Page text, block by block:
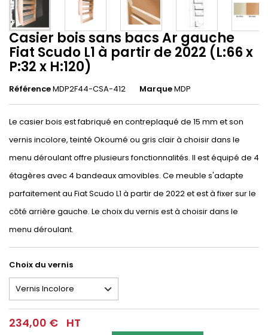
Casier bois sans bacs Ar gauche
Fiat Scudo L1 à partir de 2022 (L:66 x
P:32 x H:120)
RéférenceMDP2F44-CSA-412 MarqueMDP
Le casier bois est fabriqué en contreplaqué de 15 mm et son
vernis incolore, teinté Okoumé ou gris clair à choisir dans le
menu déroulant offre plusieurs fonctionnalités. Il est équipé de 4
étagères avec 4 bandeaux amovibles. Ce meuble s'adapte
parfaitement au Fiat Scudo L1 à partir de 2022 et est à fixer sur le
côté arrière gauche. Le choix du vernis est à choisir dans le
menu déroulant.
Choix du vernis
234,00 € HT